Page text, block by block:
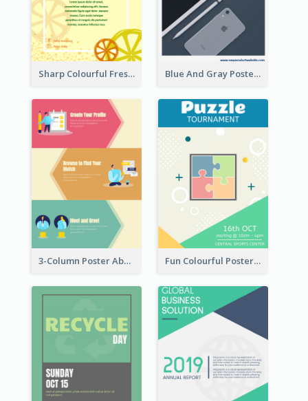
Sharp Colourful Fresh Juice Poster Blue And Gray Poster About Sale Of New Products
3-Column Poster About Flows Of Matching Fun Colourful Poster Design Of Puzzle Tournament